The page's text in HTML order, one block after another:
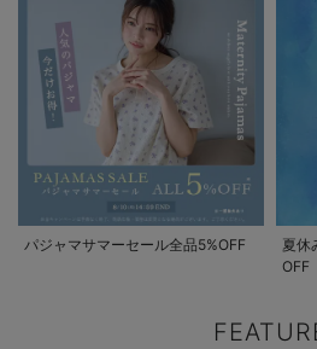
パジャマサマーセール全品5%OFF
夏休
OFF